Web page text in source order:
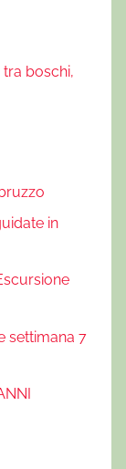
boschi,
in
settimana 7